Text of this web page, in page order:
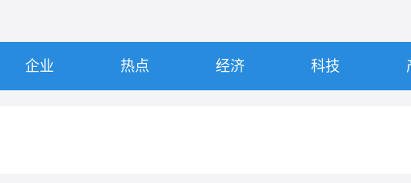
企业 热点 经济 科技